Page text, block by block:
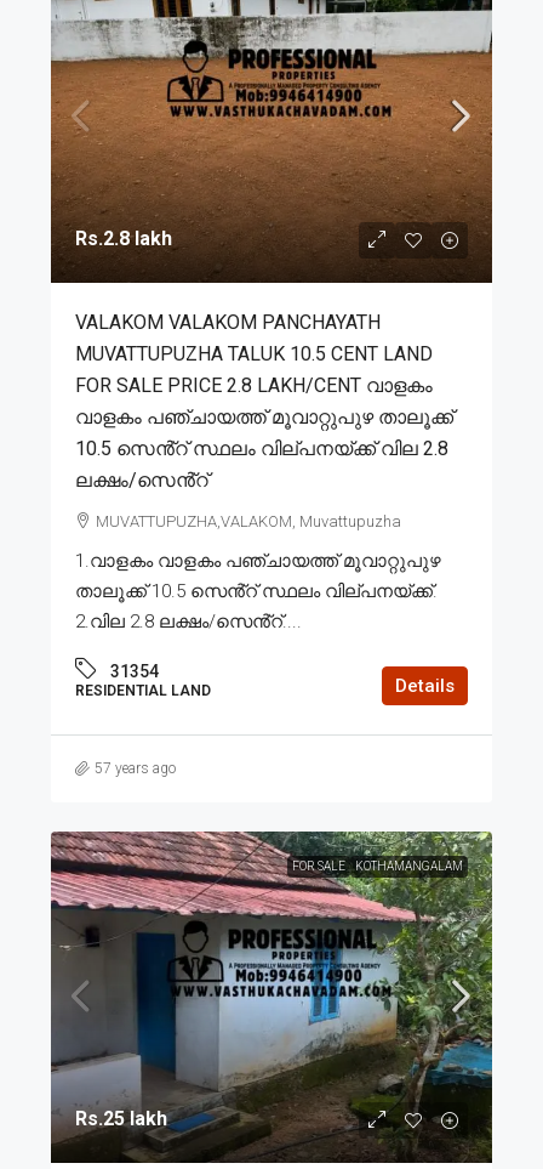
Rs.2.8 lakh
VALAKOM VALAKOM PANCHAYATH
MUVATTUPUZHA TALUK 10.5 CENT LAND
FOR SALE PRICE 2.8 LAKH/CENT വാളകം
വാളകം പഞ്ചായത്ത് മൂവാറ്റുപുഴ താലൂക്ക്
10.5 സെൻ്റ് സ്ഥലം വില്പനയ്ക്ക് വില 2.8
ലക്ഷം/സെൻ്റ്
MUVATTUPUZHA,VALAKOM, Muvattupuzha
1.വാളകം വാളകം പഞ്ചായത്ത് മൂവാറ്റുപുഴ
താലൂക്ക് 10.5 സെൻ്റ് സ്ഥലം വില്പനയ്ക്ക്.
2.വില 2.8 ലക്ഷം/സെൻ്റ്....
31354
RESIDENTIAL LAND Details
57 years ago
FOR SALE KOTHAMANGALAM
Rs.25 lakh